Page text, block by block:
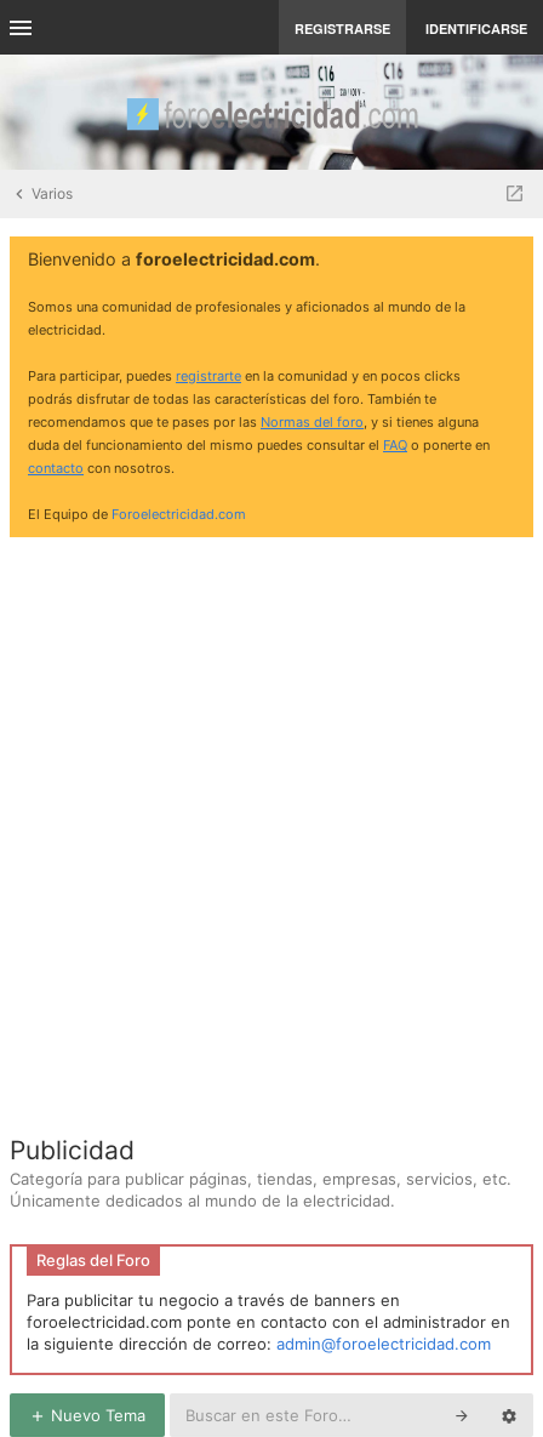
REGISTRARSE IDENTIFICARSE
Varios
Bienvenido a foroelectricidad.com.
Somos una comunidad de profesionales y aficionados al mundo de la
electricidad.
Para participar, puedes registrarte en la comunidad y en pocos clicks
podrás disfrutar de todas las características del foro. También te
recomendamos que te pases por las Normas del foro, y si tienes alguna
duda del funcionamiento del mismo puedes consultar el FAQ o ponerte en
contacto con nosotros.
El Equipo de Foroelectricidad.com
Publicidad
Categoría para publicar páginas, tiendas, empresas, servicios, etc.
Únicamente dedicados al mundo de la electricidad.
Reglas del Foro
Para publicitar tu negocio a través de banners en
foroelectricidad.com ponte en contacto con el administrador en
la siguiente dirección de correo: admin@foroelectricidad.com
Nuevo Tema